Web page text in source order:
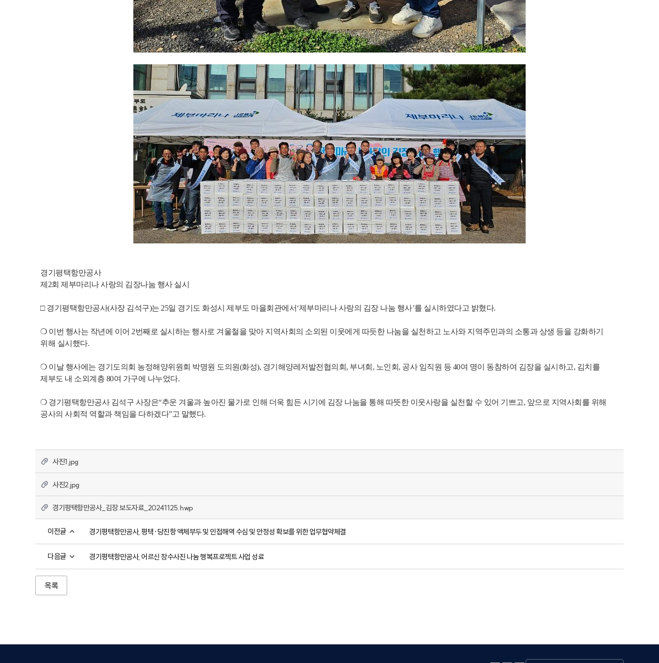
경기평택항만공사
제2회 제부마리나 사랑의 김장나눔 행사 실시
□ 경기평택항만공사(사장 김석구)는 25일 경기도 화성시 제부도 마을회관에서‘제부마리나 사랑의 김장 나눔 행사’를 실시하였다고 밝혔다.
❍ 이번 행사는 작년에 이어 2번째로 실시하는 행사로 겨울철을 맞아 지역사회의 소외된 이웃에게 따듯한 나눔을 실천하고 노사와 지역주민과의 소통과 상생 등을 강화하기
위해 실시했다.
❍ 이날 행사에는 경기도의회 농정해양위원회 박명원 도의원(화성), 경기해양레저발전협의회, 부녀회, 노인회, 공사 임직원 등 40여 명이 동참하여 김장을 실시하고, 김치를
제부도 내 소외계층 80여 가구에 나누었다.
❍ 경기평택항만공사 김석구 사장은“추운 겨울과 높아진 물가로 인해 더욱 힘든 시기에 김장 나눔을 통해 따뜻한 이웃사랑을 실천할 수 있어 기쁘고, 앞으로 지역사회를 위해
공사의 사회적 역할과 책임을 다하겠다”고 말했다.
사진1.jpg
사진2.jpg
경기평택항만공사_김장 보도자료_20241125.hwp
이전글 경기평택항만공사, 평택·당진항 액체부두 및 인접해역 수심 및 안정성 확보를 위한 업무협약체결
다음글 경기평택항만공사, 어르신 장수사진 나눔 행복프로젝트 사업 성료
목록